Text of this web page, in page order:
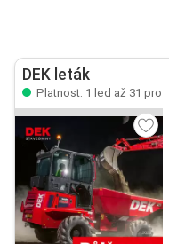
DEK leták
Platnost: 1 led až 31 pro